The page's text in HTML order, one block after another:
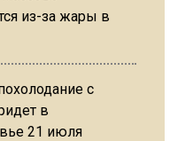
из-за жары в